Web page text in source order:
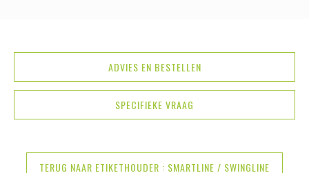
ADVIES EN BESTELLEN
SPECIFIEKE VRAAG
TERUG NAAR ETIKETHOUDER : SMARTLINE / SWINGLINE